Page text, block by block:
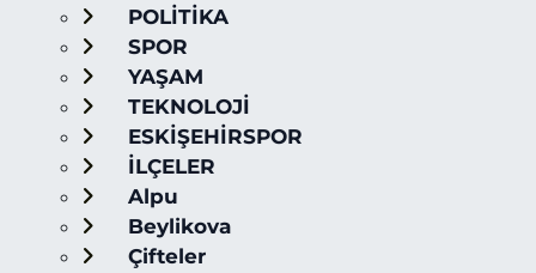
POLİTİKA
SPOR
YAŞAM
TEKNOLOJİ
ESKİŞEHİRSPOR
İLÇELER
Alpu
Beylikova
Çifteler